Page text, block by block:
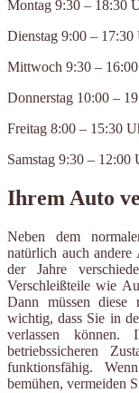
Montag 9:30 – 18:30
Dienstag 9:00 – 17:30
Mittwoch 9:30 –
Donnerstag 10:00 –
Freitag 8:00 – 15:30
Samstag 9:30 – 12:00
Ihrem Auto
Neben dem
natürlich auch
der Jahre
Verschleißteile wie
Dann müssen diese
wichtig, dass Sie in
verlassen
betriebssicheren
funktionsfähig.
bemühen, vermeiden